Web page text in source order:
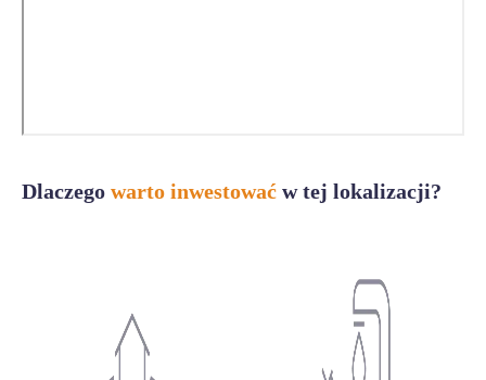
Dlaczego warto inwestować w tej lokalizacji?